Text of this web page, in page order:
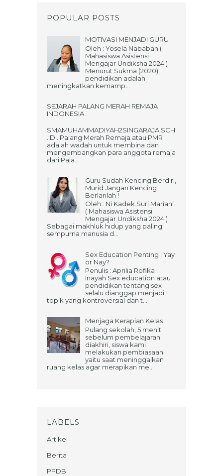
POPULAR POSTS
MOTIVASI MENJADI GURU
Oleh : Yosela Nababan (
Mahasiswa Asistensi
Mengajar Undiksha 2024 )
Menurut Sukma (2020)
pendidikan adalah
meningkatkan kemamp...
SEJARAH PALANG MERAH REMAJA
INDONESIA
SMAMUHAMMADIYAH2SINGARAJA.SCH
.ID . Palang Merah Remaja atau PMR
adalah wadah untuk membina dan
mengembangkan para anggota remaja
dari Pala...
Guru Sudah Kencing Berdiri,
Murid Jangan Kencing
Berlarilah !
Oleh : Ni Kadek Suri Mariani
( Mahasiswa Asistensi
Mengajar Undiksha 2024 )
Sebagai makhluk hidup yang paling
sempurna manusia d...
Sex Education Penting ! Yay
or Nay?
Penulis : Aprilia Rofika
Inayah Sex education atau
pendidikan tentang sex
selalu dianggap menjadi
topik yang kontroversial dan t...
Menjaga Kerapian Kelas
Pulang sekolah, 5 menit
sebelum pembelajaran
diakhiri, siswa kami
melakukan pembiasaan
yaitu saat meninggalkan
ruang kelas agar merapikan me...
LABELS
Artikel
Berita
PPDB